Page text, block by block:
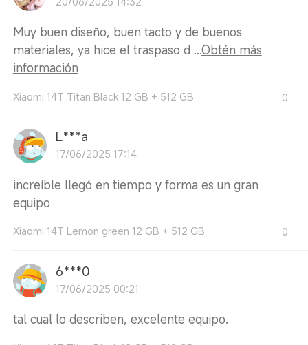
Muy buen diseño, buen tacto y de buenos
materiales, ya hice el traspaso d ...Obtén más
información
Xiaomi 14T Titan Black 12 GB + 512 GB 0
L***a
17/06/2025 17:14
increíble llegó en tiempo y forma es un gran
equipo
Xiaomi 14T Lemon green 12 GB + 512 GB 0
6***0
17/06/2025 00:21
tal cual lo describen, excelente equipo.